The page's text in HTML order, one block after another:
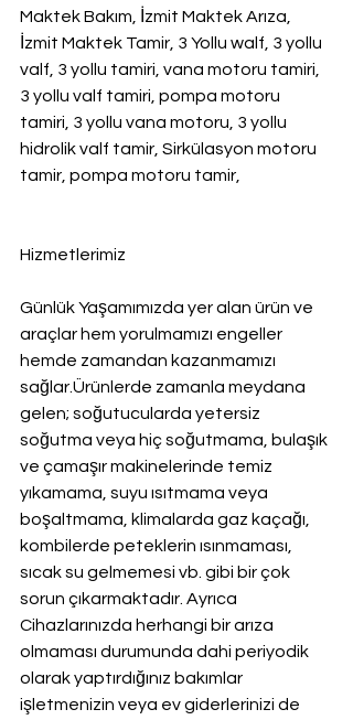
Maktek Bakım, İzmit Maktek Arıza,
İzmit Maktek Tamir, 3 Yollu walf, 3 yollu
valf, 3 yollu tamiri, vana motoru tamiri,
3 yollu valf tamiri, pompa motoru
tamiri, 3 yollu vana motoru, 3 yollu
hidrolik valf tamir, Sirkülasyon motoru
tamir, pompa motoru tamir,
Hizmetlerimiz
Günlük Yaşamımızda yer alan ürün ve
araçlar hem yorulmamızı engeller
hemde zamandan kazanmamızı
sağlar.Ürünlerde zamanla meydana
gelen; soğutucularda yetersiz
soğutma veya hiç soğutmama, bulaşık
ve çamaşır makinelerinde temiz
yıkamama, suyu ısıtmama veya
boşaltmama, klimalarda gaz kaçağı,
kombilerde peteklerin ısınmaması,
sıcak su gelmemesi vb. gibi bir çok
sorun çıkarmaktadır. Ayrıca
Cihazlarınızda herhangi bir arıza
olmaması durumunda dahi periyodik
olarak yaptırdığınız bakımlar
işletmenizin veya ev giderlerinizi de